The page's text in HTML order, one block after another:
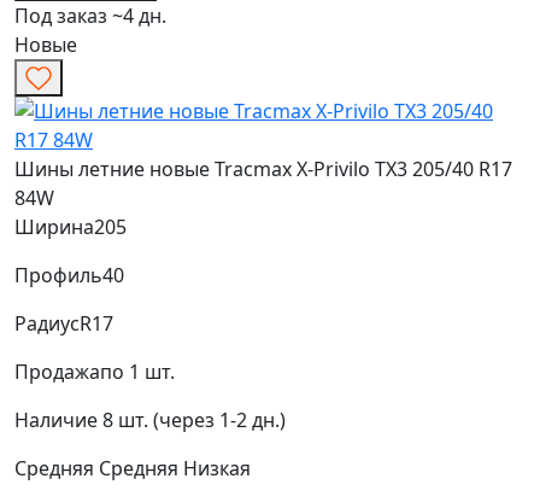
Под заказ ~4 дн.
Новые
Шины летние новые Tracmax X-Privilo TX3 205/40 R17
84W
Ширина205
Профиль40
РадиусR17
Продажапо 1 шт.
Наличие8 шт. (через 1-2 дн.)
Средняя Средняя Низкая